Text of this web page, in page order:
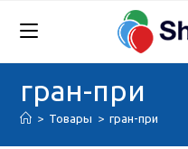
гран-при
> Товары > гран-при